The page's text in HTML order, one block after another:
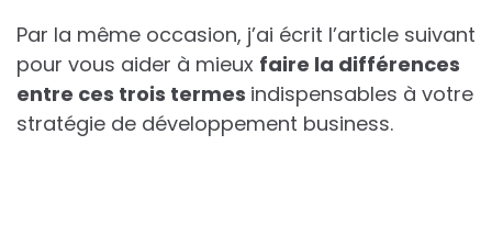
Par la même occasion, j’ai écrit l’article suivant
pour vous aider à mieux faire la différences
entre ces trois termes indispensables à votre
stratégie de développement business.